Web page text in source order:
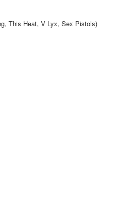
This Heat, V Lyx, Sex Pistols)